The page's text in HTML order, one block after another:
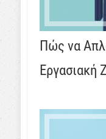
Πώς να
Εργασιακή